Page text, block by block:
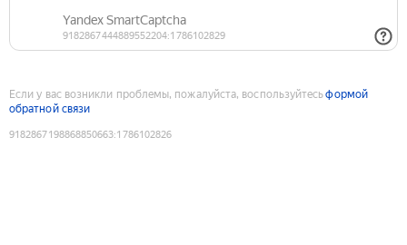
Если у вас возникли проблемы, пожалуйста, воспользуйтесьформой
обратной связи
9182867198868850663:1786102826